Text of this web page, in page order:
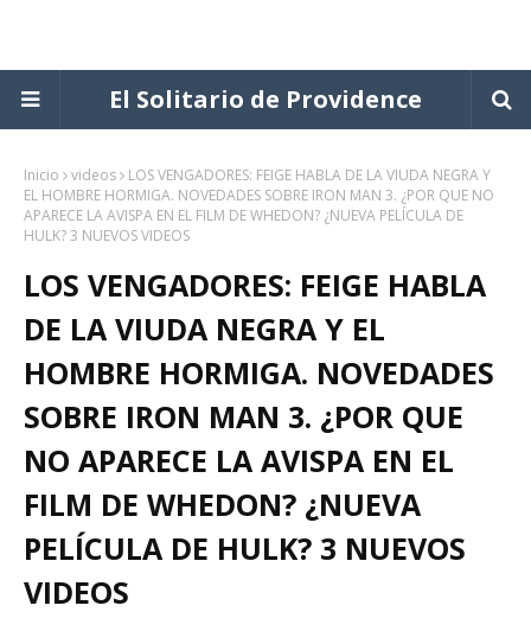
El Solitario de Providence
Inicio videos
LOS VENGADORES: FEIGE HABLA DE LA VIUDA NEGRA Y
EL HOMBRE HORMIGA. NOVEDADES SOBRE IRON MAN 3. ¿POR QUE NO
APARECE LA AVISPA EN EL FILM DE WHEDON? ¿NUEVA PELÍCULA DE
HULK? 3 NUEVOS VIDEOS
LOS VENGADORES: FEIGE HABLA
DE LA VIUDA NEGRA Y EL
HOMBRE HORMIGA. NOVEDADES
SOBRE IRON MAN 3. ¿POR QUE
NO APARECE LA AVISPA EN EL
FILM DE WHEDON? ¿NUEVA
PELÍCULA DE HULK? 3 NUEVOS
VIDEOS